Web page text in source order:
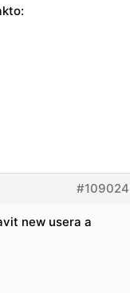
#109024
new usera a